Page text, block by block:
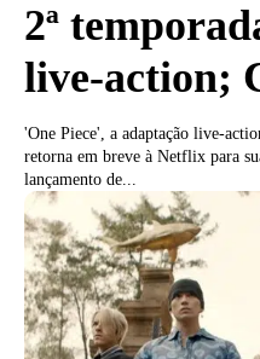
2ª
live-action;
'One Piece', a adaptação live-
retorna em breve à Netflix para
lançamento de...